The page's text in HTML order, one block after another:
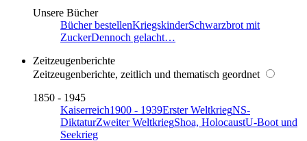
Unsere Bücher
Bücher bestellenKriegskinderSchwarzbrot mit
ZuckerDennoch gelacht…
Zeitzeugenberichte
Zeitzeugenberichte, zeitlich und thematisch geordnet
1850 - 1945
Kaiserreich1900 - 1939Erster WeltkriegNS-
DiktaturZweiter WeltkriegShoa, HolocaustU-Boot und
Seekrieg